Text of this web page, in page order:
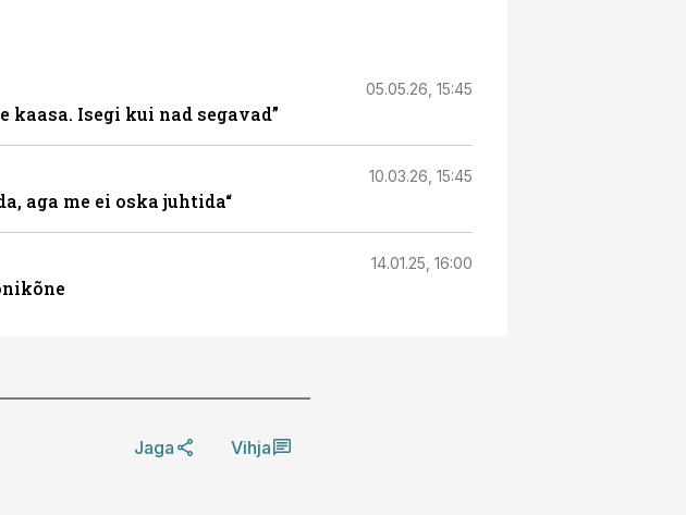
05.05.26, 15:45
Isegi kui nad segavad”
10.03.26, 15:45
aga me ei oska juhtida“
14.01.25, 16:00
Jaga Vihja